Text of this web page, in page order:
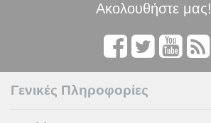
Ακολουθήστε μας!
Γενικές Πληροφορίες